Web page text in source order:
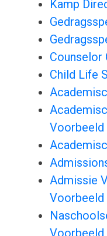
Kamp
Counselor
Child Life
Voorbeeld
Admissie
Voorbeeld
Voorbeeld